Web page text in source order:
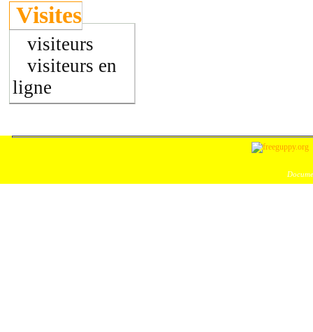
Visites
visiteurs
visiteurs en
ligne